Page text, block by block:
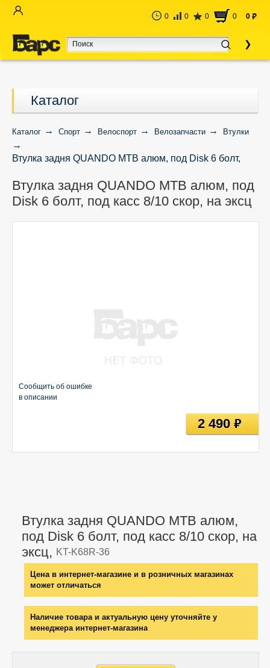
0 0 0 0 0 руб
Каталог
Каталог Спорт Велоспорт Велозапчасти Втулки
Втулка задня QUANDO MTB алюм, под Disk 6 болт,
Втулка задня QUANDO MTB алюм, под
Disk 6 болт, под касс 8/10 скор, на эксц
Втулка задня QUANDO MTB алюм,
под Disk 6 болт, под касс 8/10 скор, на
эксц, KT-K68R-36
Цена в интернет-магазине и в розничных магазинах
может отличаться
Наличие товара и актуальную цену уточняйте у
менеджера интернет-магазина
Сообщить об ошибке
в описании
2 490руб